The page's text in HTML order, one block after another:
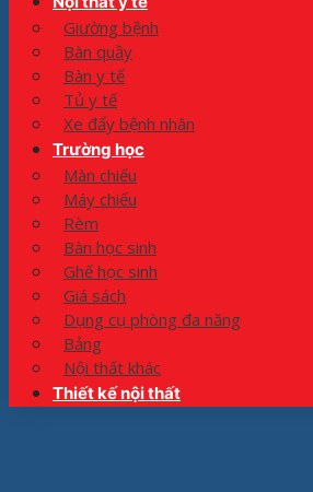
Giường bệnh
Bàn quầy
Bàn y tế
Tủ y tế
Xe đẩy bệnh nhân
Trường học
Màn chiếu
Máy chiếu
Rèm
Bàn học sinh
Ghế học sinh
Giá sách
Dụng cụ phòng đa năng
Bảng
Nội thất khác
Thiết kế nội thất